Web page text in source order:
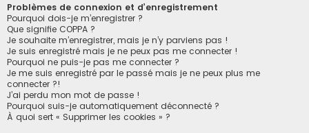
Problèmes de connexion et d’enregistrement
Pourquoi dois-je m’enregistrer ?
Que signifie COPPA ?
Je souhaite m’enregistrer, mais je n’y parviens pas !
Je suis enregistré mais je ne peux pas me connecter !
Pourquoi ne puis-je pas me connecter ?
Je me suis enregistré par le passé mais je ne peux plus me
connecter ?!
J’ai perdu mon mot de passe !
Pourquoi suis-je automatiquement déconnecté ?
À quoi sert « Supprimer les cookies » ?